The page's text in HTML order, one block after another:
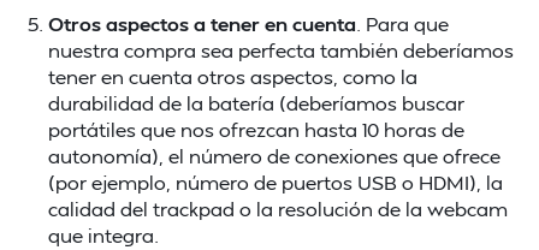
Otros aspectos a tener en cuenta. Para que
nuestra compra sea perfecta también deberíamos
tener en cuenta otros aspectos, como la
durabilidad de la batería (deberíamos buscar
portátiles que nos ofrezcan hasta 10 horas de
autonomía), el número de conexiones que ofrece
(por ejemplo, número de puertos USB o HDMI), la
calidad del trackpad o la resolución de la webcam
que integra.